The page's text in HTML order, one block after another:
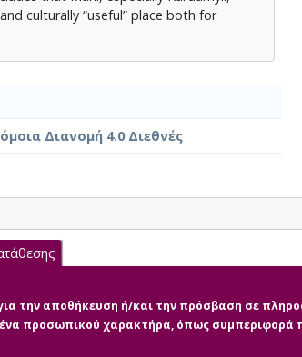
culturally “useful” place both for
Διανομή 4.0 Διεθνές
την αποθήκευση ή/και την πρόσβαση σε
προσωπικού χαρακτήρα, όπως συμπεριφορά